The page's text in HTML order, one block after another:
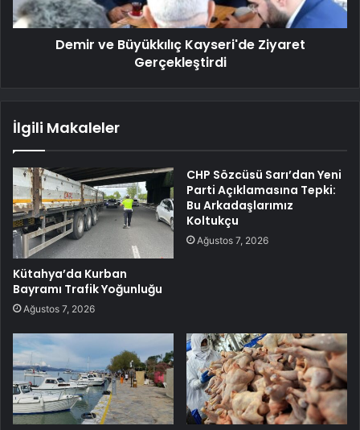
Demir ve Büyükkılıç Kayseri'de Ziyaret
Gerçekleştirdi
İlgili Makaleler
Kütahya’da Kurban
Bayramı Trafik Yoğunluğu
Ağustos 7, 2026
CHP Sözcüsü Sarı’dan Yeni
Parti Açıklamasına Tepki:
Bu Arkadaşlarımız
Koltukçu
Ağustos 7, 2026